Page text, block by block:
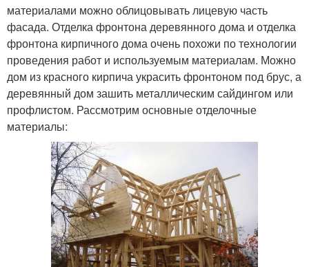
материалами можно облицовывать лицевую часть
фасада. Отделка фронтона деревянного дома и отделка
фронтона кирпичного дома очень похожи по технологии
проведения работ и используемым материалам. Можно
дом из красного кирпича украсить фронтоном под брус, а
деревянный дом зашить металлическим сайдингом или
профлистом. Рассмотрим основные отделочные
материалы: